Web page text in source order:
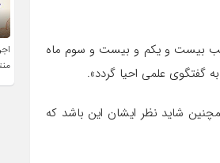
شب بیست و یکم و بیست و سوم ماه
علمی احیا گردد».
شاید نظر ایشان این باشد که